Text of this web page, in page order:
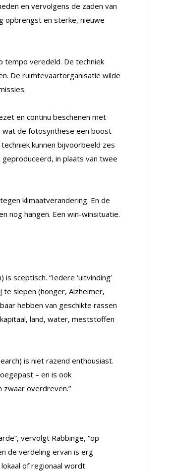
en vervolgens de zaden van
opbrengst en sterke, nieuwe
tempo veredeld. De techniek
De ruimtevaartorganisatie wilde
en continu beschenen met
wat de fotosynthese een boost
kunnen bijvoorbeeld zes
in plaats van twee
klimaatverandering. En de
nog hangen. Een win-winsituatie.
sceptisch. “Iedere ‘uitvinding’
slepen (honger, Alzheimer,
hebben van geschikte rassen
land, water, meststoffen
is niet razend enthousiast.
– en is ook
zwaar overdreven.”
vervolgt Rabbinge, “op
de verdeling ervan is erg
of regionaal wordt